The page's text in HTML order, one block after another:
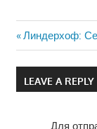
по
Previous
Post:
Линдерхоф:
LEAVE A REPLY
Для